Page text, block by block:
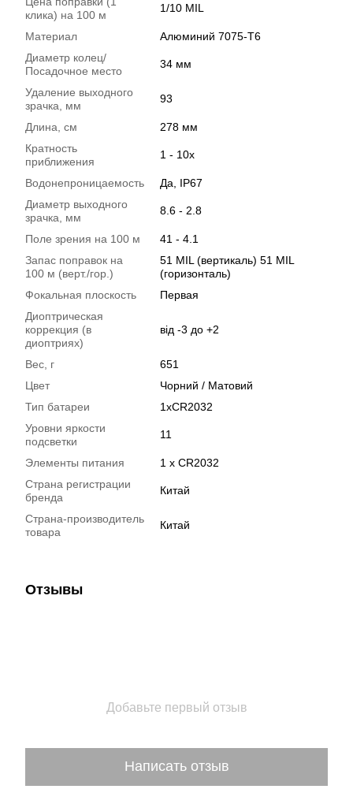
клика) на 100 м
1/10 MIL
Материал
Алюминий 7075-Т6
Диаметр колец/
Посадочное место
34 мм
Удаление выходного
зрачка, мм
93
Длина, см
278 мм
Кратность
приближения
1 - 10х
Водонепроницаемость
Да, IP67
Диаметр выходного
зрачка, мм
8.6 - 2.8
Поле зрения на 100 м
41 - 4.1
Запас поправок на
100 м (верт./гор.)
51 MIL (вертикаль) 51 MIL
(горизонталь)
Фокальная плоскость
Первая
Диоптрическая
коррекция (в
диоптриях)
від -3 до +2
Вес, г
651
Цвет
Чорний / Матовий
Тип батареи
1хCR2032
Уровни яркости
подсветки
11
Элементы питания
1 x CR2032
Страна регистрации
бренда
Китай
Страна-производитель
товара
Китай
Отзывы
Добавьте первый отзыв
Написать отзыв